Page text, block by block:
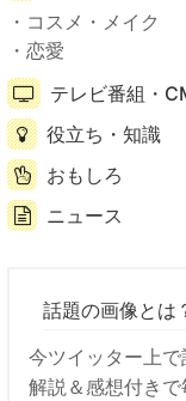
コスメ・メイク
恋愛
テレビ番組・
役立ち・知識
おもしろ
ニュース
話題の画像とは
今ツイッター上
解説＆感想付き